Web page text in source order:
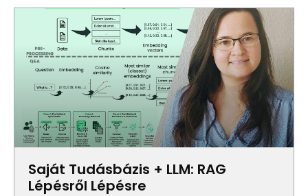
Saját Tudásbázis + LLM: RAG
Lépésről Lépésre